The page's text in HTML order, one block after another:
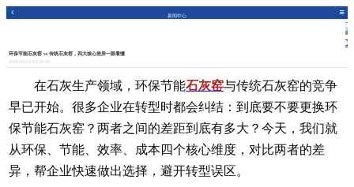
新闻中心
环保节能石灰窑 vs 传统石灰窑，四大核心差异一眼看懂
2026-04-13 15:36:40
在石灰生产领域，环保节能石灰窑与传统石灰窑的竞争
早已开始。很多企业在转型时都会纠结：到底要不要更换环
保节能石灰窑？两者之间的差距到底有多大？今天，我们就
从环保、节能、效率、成本四个核心维度，对比两者的差
异，帮企业快速做出选择，避开转型误区。